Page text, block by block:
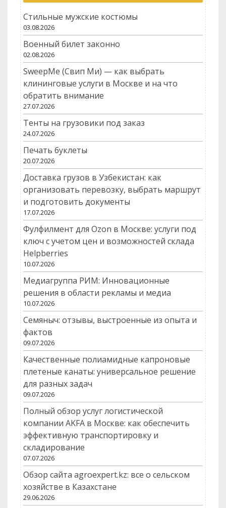
Стильные мужские костюмы
03.08.2026
Военный билет законно
02.08.2026
SweepMe (Свип Ми) — как выбрать
клининговые услуги в Москве и на что
обратить внимание
27.07.2026
Тенты на грузовики под заказ
24.07.2026
Печать буклеты
20.07.2026
Доставка грузов в Узбекистан: как
организовать перевозку, выбрать маршрут
и подготовить документы
17.07.2026
Фулфилмент для Ozon в Москве: услуги под
ключ с учетом цен и возможностей склада
Helpberries
10.07.2026
Медиагруппа РИМ: Инновационные
решения в области рекламы и медиа
10.07.2026
Семяныч: отзывы, выстроенные из опыта и
фактов
09.07.2026
Качественные полиамидные капроновые
плетеные канаты: универсальное решение
для разных задач
09.07.2026
Полный обзор услуг логистической
компании AKFA в Москве: как обеспечить
эффективную транспортировку и
складирование
07.07.2026
Обзор сайта agroexpert.kz: все о сельском
хозяйстве в Казахстане
29.06.2026